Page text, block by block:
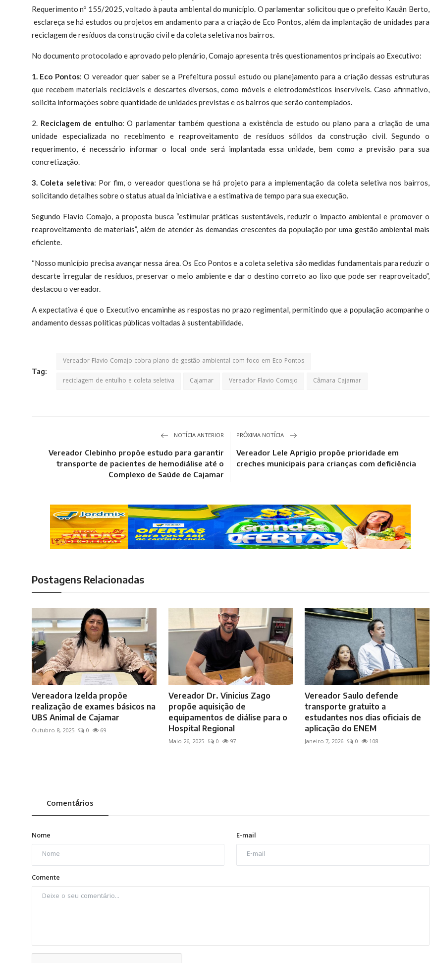
Requerimento nº 155/2025, voltado à pauta ambiental do município. O parlamentar solicitou que o prefeito Kauãn Berto,
esclareça se há estudos ou projetos em andamento para a criação de Eco Pontos, além da implantação de unidades para
reciclagem de resíduos da construção civil e da coleta seletiva nos bairros.
No documento protocolado e aprovado pelo plenário, Comajo apresenta três questionamentos principais ao Executivo:
1. Eco Pontos: O vereador quer saber se a Prefeitura possui estudo ou planejamento para a criação dessas estruturas
que recebem materiais recicláveis e descartes diversos, como móveis e eletrodomésticos inservíveis. Caso afirmativo,
solicita informações sobrequantidade de unidades previstas e os bairros que serão contemplados.
2. Reciclagem de entulho: O parlamentar também questiona a existência de estudo ou plano para a criação de uma
unidade especializada no recebimento e reaproveitamento de resíduos sólidos da construção civil. Segundo o
requerimento, é necessário informar o local onde será implantada essa unidade, bem como a previsão para sua
concretização.
3. Coleta seletiva: Por fim, o vereador questiona se há projeto para a implementação da coleta seletiva nos bairros,
solicitando detalhes sobre o status atual da iniciativa e a estimativa de tempo para sua execução.
Segundo Flavio Comajo, a proposta busca “estimular práticas sustentáveis, reduzir o impacto ambiental e promover o
reaproveitamento de materiais”, além de atender às demandas crescentes da população por uma gestão ambiental mais
eficiente.
“Nosso município precisa avançar nessa área. Os Eco Pontos e a coleta seletiva são medidas fundamentais para reduzir o
descarte irregular de resíduos, preservar o meio ambiente e dar o destino correto ao lixo que pode ser reaproveitado”,
destacou o vereador.
A expectativa é que o Executivo encaminhe as respostas no prazo regimental, permitindo que a população acompanhe o
andamento dessas políticas públicas voltadas à sustentabilidade.
Tag:
Vereador Flavio Comajo cobra plano de gestão ambiental com foco em Eco Pontos
reciclagem de entulho e coleta seletiva
Cajamar Vereador Flavio Comsjo Câmara Cajamar
NOTÍCIA ANTERIOR
Vereador Clebinho propõe estudo para garantir
transporte de pacientes de hemodiálise até o
Complexo de Saúde de Cajamar
PRÓXIMA NOTÍCIA
Vereador Lele Aprigio propõe prioridade em
creches municipais para crianças com deficiência
Postagens Relacionadas
Vereadora Izelda propõe
realização de exames básicos na
UBS Animal de Cajamar
Outubro 8, 2025 0 69
Vereador Dr. Vinicius Zago
propõe aquisição de
equipamentos de diálise para o
Hospital Regional
Maio 26, 2025 0 97
Vereador Saulo defende
transporte gratuito a
estudantes nos dias oficiais de
aplicação do ENEM
Janeiro 7, 2026 0 108
Comentários
Nome E-mail
Comente